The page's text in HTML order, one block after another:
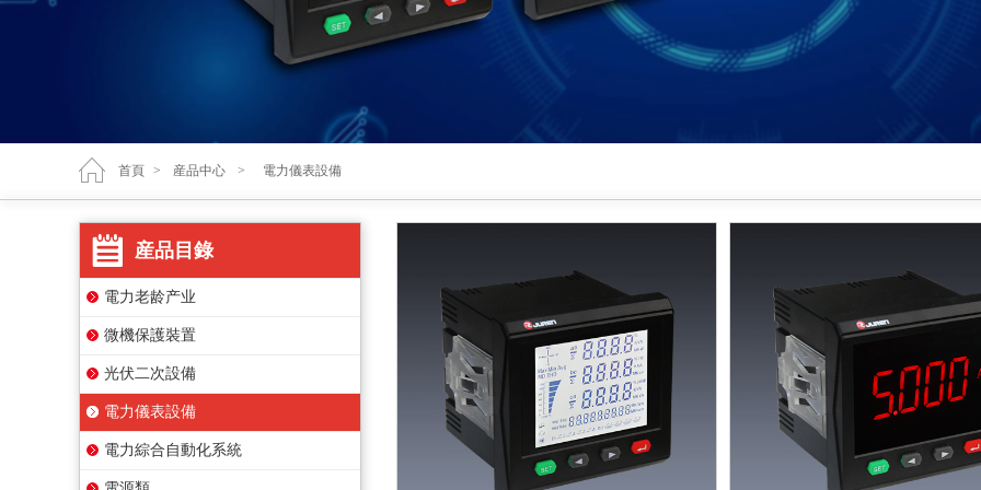
首頁 > 産品中心 > 電力儀表設備
産品目錄
電力老龄产业
微機保護裝置
光伏二次設備
電力儀表設備
電力綜合自動化系統